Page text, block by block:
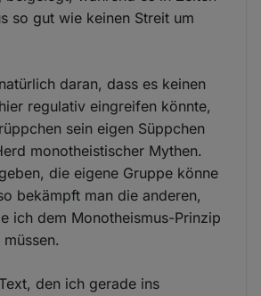
so gut wie keinen Streit um
daran, dass es keinen
regulativ eingreifen könnte,
sein eigen Süppchen
monotheistischer Mythen.
die eigene Gruppe könne
bekämpft man die anderen,
ich dem Monotheismus-Prinzip
den ich gerade ins